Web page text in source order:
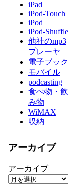
iPad
iPod-Touch
iPod
iPod-Shuffle
他社のmp3
プレーヤ
電子ブック
モバイル
podcasting
食べ物・飲
み物
WiMAX
収納
アーカイブ
アーカイブ